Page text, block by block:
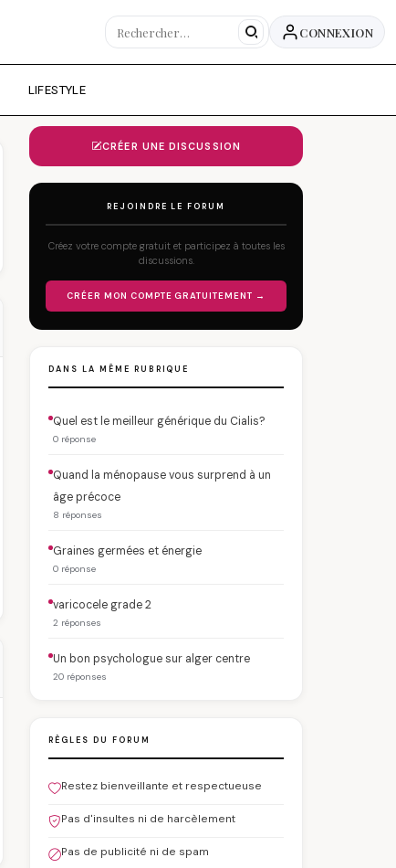
CONNEXION
LIFESTYLE
CRÉER UNE DISCUSSION
REJOINDRE LE FORUM
Créez votre compte gratuit et participez à toutes les
discussions.
CRÉER MON COMPTE GRATUITEMENT →
DANS LA MÊME RUBRIQUE
Quel est le meilleur générique du Cialis?
0 réponse
Quand la ménopause vous surprend à un
âge précoce
8 réponses
Graines germées et énergie
0 réponse
varicocele grade 2
2 réponses
Un bon psychologue sur alger centre
20 réponses
RÈGLES DU FORUM
Restez bienveillante et respectueuse
Pas d'insultes ni de harcèlement
Pas de publicité ni de spam